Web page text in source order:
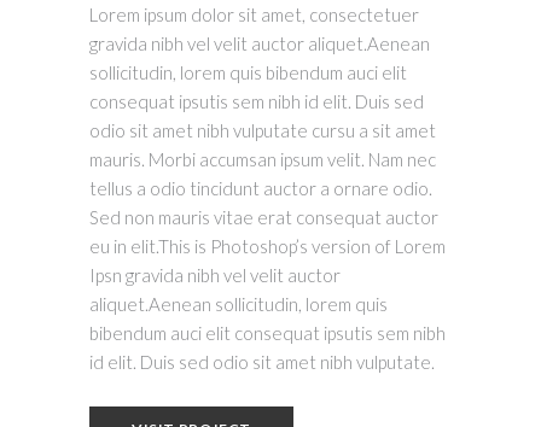
Lorem ipsum dolor sit amet, consectetuer
gravida nibh vel velit auctor aliquet.Aenean
sollicitudin, lorem quis bibendum auci elit
consequat ipsutis sem nibh id elit. Duis sed
odio sit amet nibh vulputate cursu a sit amet
mauris. Morbi accumsan ipsum velit. Nam nec
tellus a odio tincidunt auctor a ornare odio.
Sed non mauris vitae erat consequat auctor
eu in elit.This is Photoshop’s version of Lorem
Ipsn gravida nibh vel velit auctor
aliquet.Aenean sollicitudin, lorem quis
bibendum auci elit consequat ipsutis sem nibh
id elit. Duis sed odio sit amet nibh vulputate.